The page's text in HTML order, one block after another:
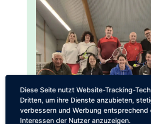
Diese Seite nutzt Website-Tracking-
Dritten, um ihre Dienste anzubieten,
verbessern und Werbung entsprechend
Interessen der Nutzer anzuzeigen.